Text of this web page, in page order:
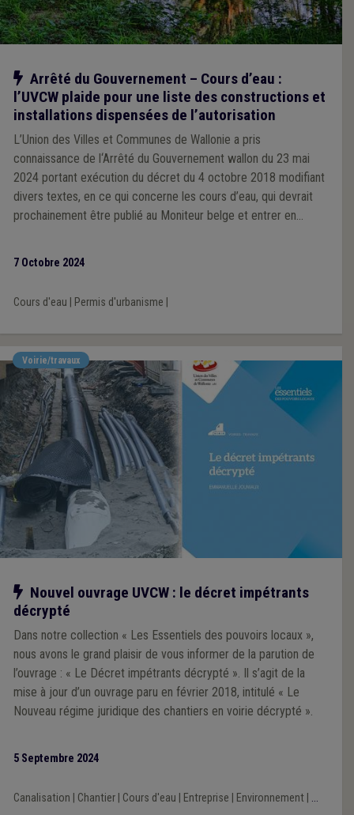
Notre action
Arrêté du Gouvernement – Cours d’eau :
l’UVCW plaide pour une liste des constructions et
installations dispensées de l’autorisation
L’Union des Villes et Communes de Wallonie a pris
connaissance de l‘Arrêté du Gouvernement wallon du 23 mai
2024 portant exécution du décret du 4 octobre 2018 modifiant
divers textes, en ce qui concerne les cours d’eau, qui devrait
prochainement être publié au Moniteur belge et entrer en
et installations dispensées de cette autorisation.
7 Octobre 2024
Cours d'eau Permis d'urbanisme
Voirie/travaux
Notre action
Nouvel ouvrage UVCW : le décret impétrants
décrypté
Dans notre collection « Les Essentiels des pouvoirs locaux »,
nous avons le grand plaisir de vous informer de la parution de
l’ouvrage : « Le Décret impétrants décrypté ». Il s’agit de la
mise à jour d’un ouvrage paru en février 2018, intitulé « Le
Nouveau régime juridique des chantiers en voirie décrypté ».
5 Septembre 2024
Canalisation Chantier| Cours d'eau Entreprise Environnement| ...